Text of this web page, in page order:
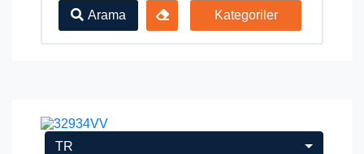
Arama Kategoriler
TR